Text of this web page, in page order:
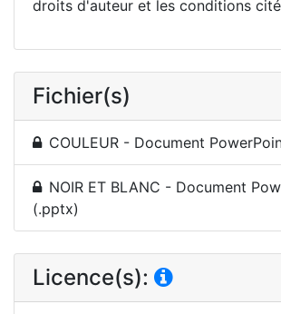
droits d'auteur et les conditions
Fichier(s)
COULEUR - Document
NOIR ET BLANC - Document
(.pptx)
Licence(s):